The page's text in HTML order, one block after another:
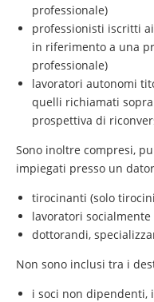
professionale)
professionisti iscritti
in riferimento a una
professionale)
lavoratori autonomi
quelli richiamati
prospettiva di
Sono inoltre compresi,
impiegati presso un
tirocinanti (solo
lavoratori
dottorandi,
Non sono inclusi tra i
i soci non dipendenti,